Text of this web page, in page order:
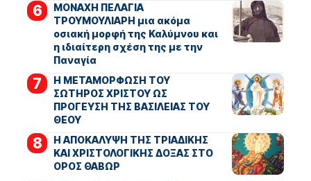
ΜΟΝΑΧΗ ΠΕΛΑΓΙΑ
ΤΡΟΥΜΟΥΛΙΑΡΗ μια ακόμα
οσιακή μορφή της Καλύμνου και
η ιδιαίτερη σχέση της με την
Παναγία
Η ΜΕΤΑΜΟΡΦΩΣΗ ΤΟΥ
ΣΩΤΗΡΟΣ ΧΡΙΣΤΟΥ ΩΣ
ΠΡΟΓΕΥΣΗ ΤΗΣ ΒΑΣΙΛΕΙΑΣ ΤΟΥ
ΘΕΟΥ
Η ΑΠΟΚΑΛΥΨΗ ΤΗΣ ΤΡΙΑΔΙΚΗΣ
ΚΑΙ ΧΡΙΣΤΟΛΟΓΙΚΗΣ ΔΟΞΑΣ ΣΤΟ
ΟΡΟΣ ΘΑΒΩΡ